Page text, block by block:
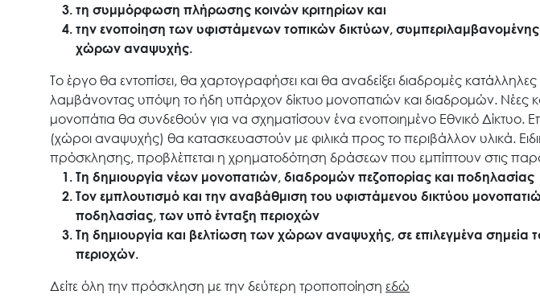
Νέα –
τη συμμόρφωση πλήρωσης κοινών κριτηρίων και
την ενοποίηση των υφιστάμενων τοπικών δικτύων,
χώρων αναψυχής.
Το έργο θα εντοπίσει, θα χαρτογραφήσει και θα αναδείξει διαδρομές
λαμβάνοντας υπόψη το ήδη υπάρχον δίκτυο μονοπατιών και διαδρομών. Νέες
μονοπάτια θα συνδεθούν για να σχηματίσουν ένα ενοποιημένο Εθνικό Δίκτυο.
(χώροι αναψυχής) θα κατασκευαστούν με φιλικά προς το περιβάλλον υλικά.
πρόσκλησης, προβλέπεται η χρηματοδότηση δράσεων που εμπίπτουν στις
Τη δημιουργία νέων μονοπατιών, διαδρομών πεζοπορίας και ποδηλασίας
Τον εμπλουτισμό και την αναβάθμιση του υφιστάμενου δικτύου
ποδηλασίας, των υπό ένταξη περιοχών
Τη δημιουργία και βελτίωση των χώρων αναψυχής, σε επιλεγμένα σημεία
περιοχών.
Δείτε όλη την πρόσκληση με την δεύτερη τροποποίηση εδώ